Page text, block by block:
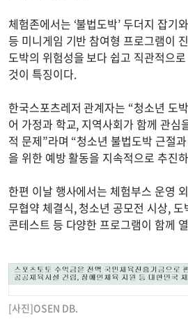
체험존에서는 ‘불법도박’ 두더지 잡기
등 미니게임 기반 참여형 프로그램이
도박의 위험성을 보다 쉽고 직관적으
것이 특징이다.
한국스포츠레저 관계자는 “청소년 도
어 가정과 학교, 지역사회가 함께 관심
적 문제”라며 “청소년 불법도박 근절
을 위한 예방 활동을 지속적으로 추진
한편 이날 행사에서는 체험부스 운영
무협약 체결식, 청소년 공모전 시상,
콘테스트 등 다양한 프로그램이 함께
[사진]OSEN DB.